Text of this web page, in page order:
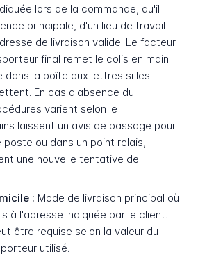
lors de la commande, qu'il
principale, d'un lieu de travail
de livraison valide. Le facteur
final remet le colis en main
dans la boîte aux lettres si les
En cas d'absence du
varient selon le
laissent un avis de passage pour
ou dans un point relais,
une nouvelle tentative de
: Mode de livraison principal où
à l'adresse indiquée par le client.
être requise selon la valeur du
utilisé.